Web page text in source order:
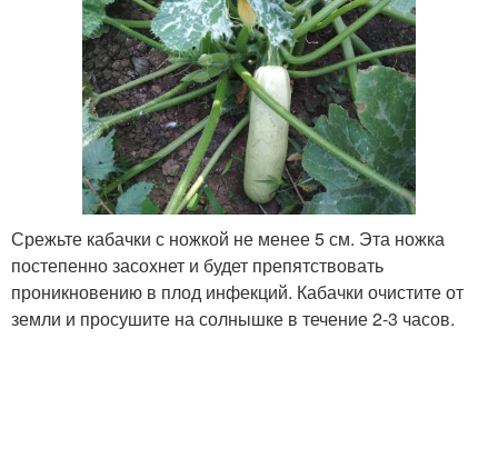
Срежьте кабачки с ножкой не менее 5 см. Эта ножка
постепенно засохнет и будет препятствовать
проникновению в плод инфекций. Кабачки очистите от
земли и просушите на солнышке в течение 2-3 часов.